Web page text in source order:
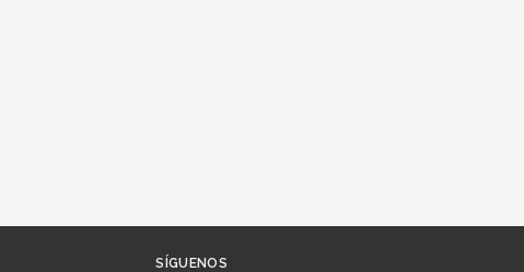
SÍGUENOS